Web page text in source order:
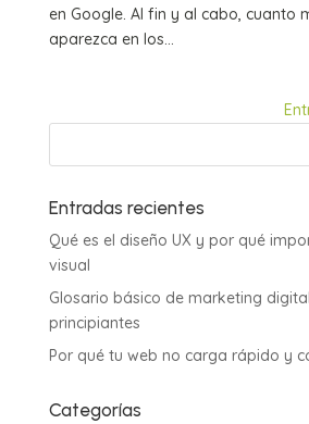
en Google. Al fin y al cabo, cuanto
aparezca en los...
Entradas recientes
Qué es el diseño UX y por qué
visual
Glosario básico de marketing
principiantes
Por qué tu web no carga rápido y
Categorías